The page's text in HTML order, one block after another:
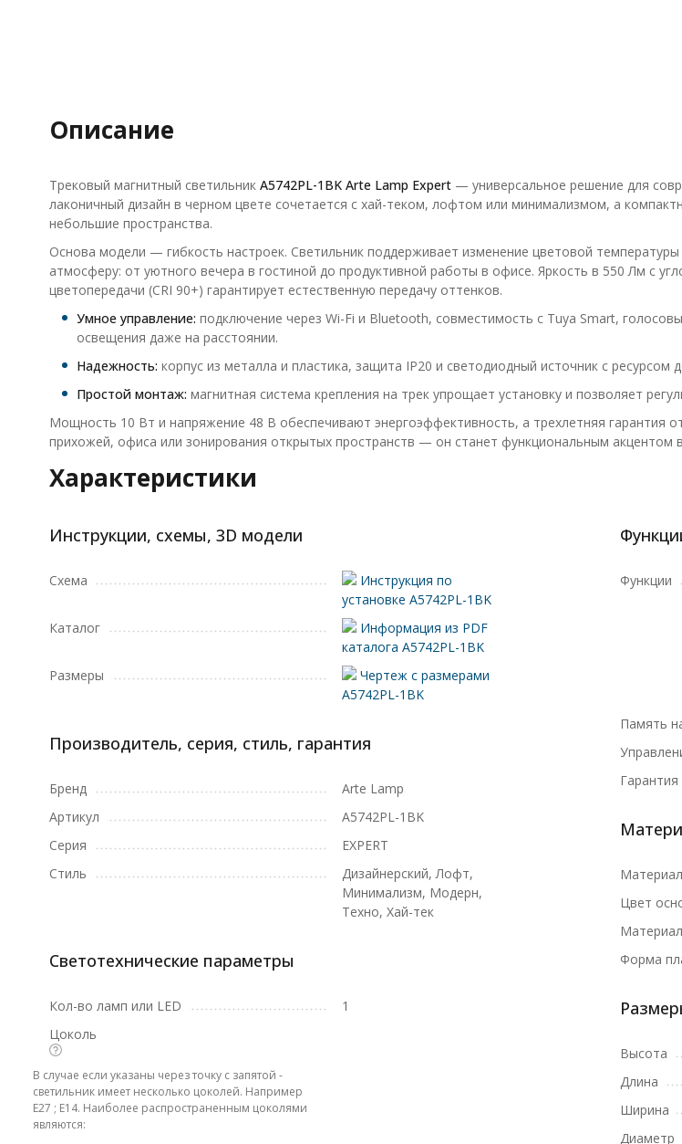
Описание
Трековый магнитный светильник A5742PL-1BK Arte Lamp Expert— универсальное решение для
лаконичный дизайн в черном цвете сочетается с хай-теком, лофтом или минимализмом, а
небольшие пространства.
Основа модели — гибкость настроек. Светильник поддерживает изменение цветовой
атмосферу: от уютного вечера в гостиной до продуктивной работы в офисе. Яркость в 550 Лм с
цветопередачи (CRI 90+) гарантирует естественную передачу оттенков.
Умное управление: подключение через Wi-Fi и Bluetooth, совместимость с Tuya Smart,
освещения даже на расстоянии.
Надежность: корпус из металла и пластика, защита IP20 и светодиодный источник с ресурсом
Простой монтаж: магнитная система крепления на трек упрощает установку и позволяет
Мощность 10 Вт и напряжение 48 В обеспечивают энергоэффективность, а трехлетняя гарантия
прихожей, офиса или зонирования открытых пространств — он станет функциональным
Характеристики
Инструкции, схемы, 3D модели
Схема
Инструкция по
установке A5742PL-1BK
Каталог
Информация из PDF
каталога A5742PL-1BK
Размеры
Чертеж с размерами
A5742PL-1BK
Производитель, серия, стиль, гарантия
Бренд
Arte Lamp
Артикул
A5742PL-1BK
Серия
EXPERT
Стиль
Дизайнерский, Лофт,
Минимализм, Модерн,
Техно, Хай-тек
Светотехнические параметры
Кол-во ламп или LED
1
Цоколь
В случае если указаны через точку с запятой -
светильник имеет несколько цоколей. Например
E27 ; E14. Наиболее распространенным цоколями
являются:
Функции
Память
Гарантия
Цвет
Форма
Высота
Длина
Ширина
Диаметр